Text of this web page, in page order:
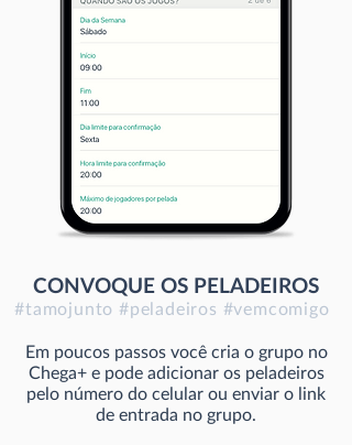
CONVOQUE OS PELADEIROS
#tamojunto #peladeiros #vemcomigo
Em poucos passos você cria o grupo no
Chega+ e pode adicionar os peladeiros
pelo número do celular ou enviar o link
de entrada no grupo.